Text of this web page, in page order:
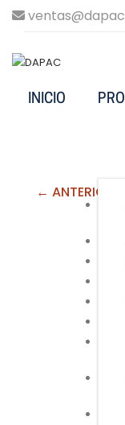
INICIO
← ANTERIOR